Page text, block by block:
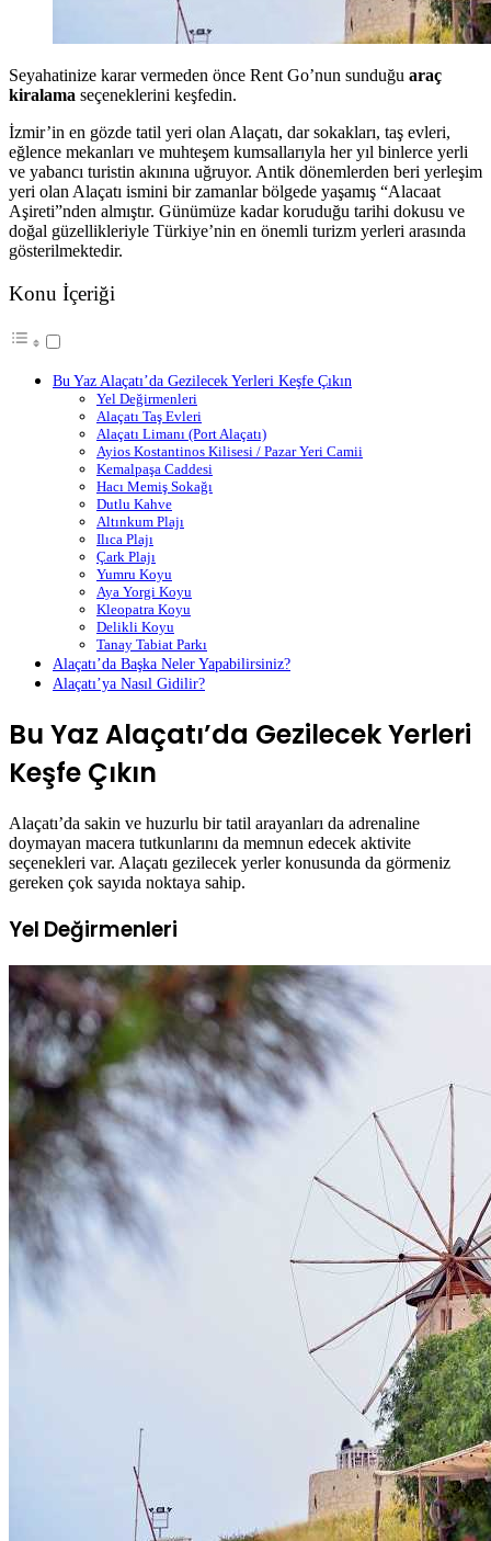
Seyahatinize karar vermeden önce Rent Go’nun sunduğu araç
kiralama seçeneklerini keşfedin.
İzmir’in en gözde tatil yeri olan Alaçatı, dar sokakları, taş evleri,
eğlence mekanları ve muhteşem kumsallarıyla her yıl binlerce yerli
ve yabancı turistin akınına uğruyor. Antik dönemlerden beri yerleşim
yeri olan Alaçatı ismini bir zamanlar bölgede yaşamış “Alacaat
Aşireti”nden almıştır. Günümüze kadar koruduğu tarihi dokusu ve
doğal güzellikleriyle Türkiye’nin en önemli turizm yerleri arasında
gösterilmektedir.
Konu İçeriği
Bu Yaz Alaçatı’da Gezilecek Yerleri Keşfe Çıkın
Yel Değirmenleri
Alaçatı Taş Evleri
Alaçatı Limanı (Port Alaçatı)
Ayios Kostantinos Kilisesi / Pazar Yeri Camii
Kemalpaşa Caddesi
Hacı Memiş Sokağı
Dutlu Kahve
Altınkum Plajı
Ilıca Plajı
Çark Plajı
Yumru Koyu
Aya Yorgi Koyu
Kleopatra Koyu
Delikli Koyu
Tanay Tabiat Parkı
Alaçatı’da Başka Neler Yapabilirsiniz?
Alaçatı’ya Nasıl Gidilir?
Bu Yaz Alaçatı’da Gezilecek Yerleri
Keşfe Çıkın
Alaçatı’da sakin ve huzurlu bir tatil arayanları da adrenaline
doymayan macera tutkunlarını da memnun edecek aktivite
seçenekleri var. Alaçatı gezilecek yerler konusunda da görmeniz
gereken çok sayıda noktaya sahip.
Yel Değirmenleri